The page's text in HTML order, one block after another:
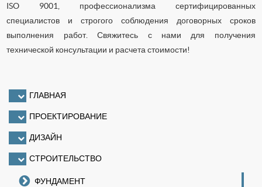
ГЛАВНАЯ
ПРОЕКТИРОВАНИЕ
ДИЗАЙН
СТРОИТЕЛЬСТВО
ФУНДАМЕНТ
ISO 9001, профессионализма сертифицированных
специалистов и строгого соблюдения договорных сроков
выполнения работ. Свяжитесь с нами для получения
технической консультации и расчета стоимости!